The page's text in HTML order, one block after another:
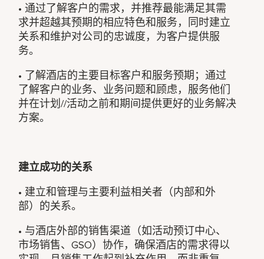
• 通过了解客户的需求，并推荐最能满足其需
求并超越其预期的相应特色和服务，同时建立
关系和维护对公司的忠诚度，为客户提供服
务。
• 了解酒店的主要目标客户和服务预期；通过
了解客户的业务、业务问题和顾虑，服务他们
并在计划//活动之前和期间提供更好的业务解决
方案。
建立成功的关系
• 建立和管理与主要利益相关者（内部和外
部）的关系。
• 与酒店外部的销售渠道（如活动预订中心、
市场销售、GSO）协作，确保酒店的需求得以